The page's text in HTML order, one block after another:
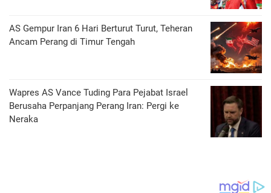
AS Gempur Iran 6 Hari Berturut Turut, Teheran
Ancam Perang di Timur Tengah
Wapres AS Vance Tuding Para Pejabat Israel
Berusaha Perpanjang Perang Iran: Pergi ke
Neraka